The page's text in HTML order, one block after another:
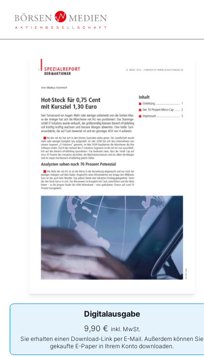
Digitalausgabe
9,90 € inkl. MwSt.
Sie erhalten einen Download-Link per E-Mail. Außerdem können Sie
gekaufte E-Paper in Ihrem Konto downloaden.